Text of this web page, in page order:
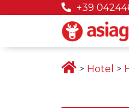
+39
> Hotel >